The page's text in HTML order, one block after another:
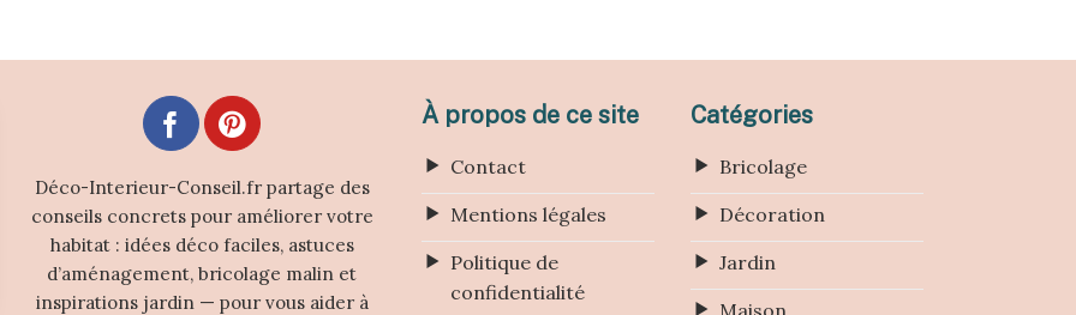
Déco-Interieur-Conseil.fr partage des
conseils concrets pour améliorer votre
habitat : idées déco faciles, astuces
d’aménagement, bricolage malin et
inspirations jardin — pour vous aider à
À propos de ce site
Contact
Mentions légales
Politique de
confidentialité
Catégories
Bricolage
Décoration
Jardin
Maison